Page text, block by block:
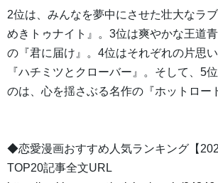
2位は、みんなを夢中にさせた壮大なラ
めきトゥナイト』。3位は爽やかな王道
の『君に届け』。4位はそれぞれの片思
『ハチミツとクローバー』。そして、5
のは、心を揺さぶる名作の『ホットロー
◆恋愛漫画おすすめ人気ランキング【
TOP20記事全文URL